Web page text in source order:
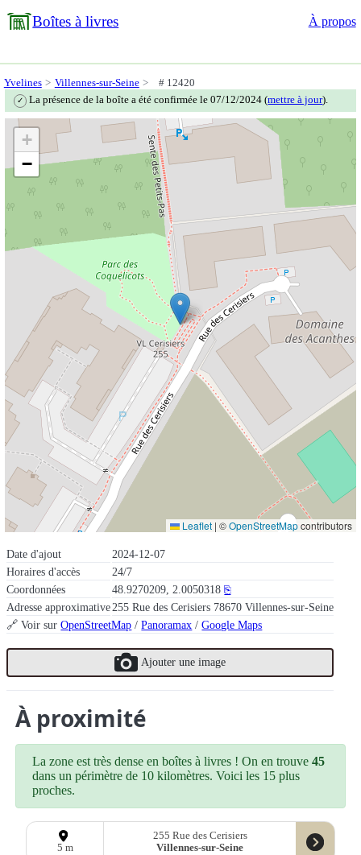
Boîtes à livres À propos
Yvelines Villennes-sur-Seine # 12420
✓ La présence de la boîte a été confirmée le 07/12/2024 (mettre à jour).
Date d'ajout
2024-12-07
Horaires d'accès
24/7
Coordonnées
48.9270209, 2.0050318 ⎘
Adresse approximative255 Rue des Cerisiers 78670 Villennes-sur-Seine
🔗 Voir surOpenStreetMap /Panoramax /Google Maps
Ajouter une image
+
−
Leaflet | ©OpenStreetMapcontributors
À proximité
La zone est très dense en boîtes à livres ! On en trouve45
dans un périmètre de 10 kilomètres. Voici les 15 plus
proches.
5 m
255 Rue des Cerisiers
Villennes-sur-Seine